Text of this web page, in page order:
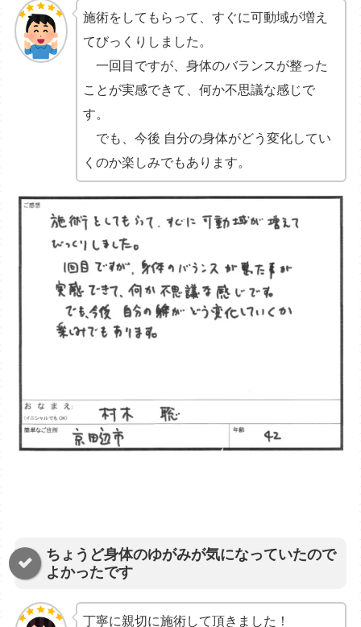
施術をしてもらって、すぐに可動域が増え
てびっくりしました。
一回目ですが、身体のバランスが整った
ことが実感できて、何か不思議な感じで
す。
でも、今後 自分の身体がどう変化してい
くのか楽しみでもあります。
ちょうど身体のゆがみが気になっていたので
よかったです
丁寧に親切に施術して頂きました！